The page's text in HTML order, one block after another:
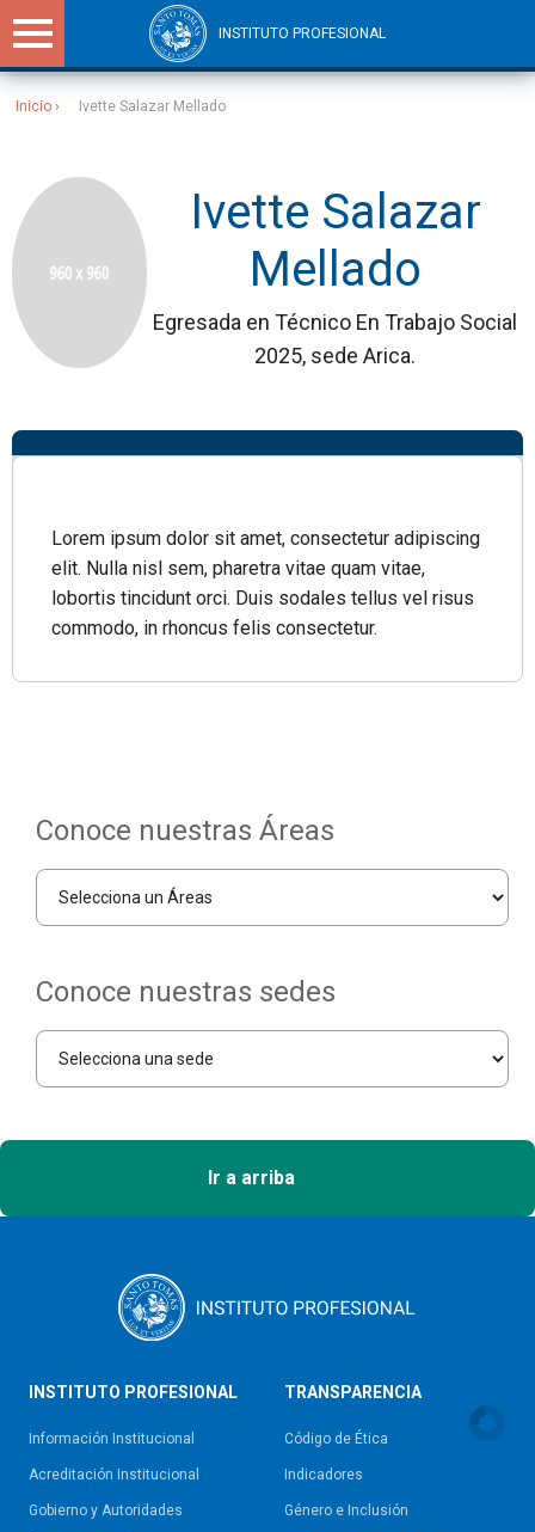
INSTITUTO PROFESIONAL
Inicio Ivette Salazar Mellado
Ivette Salazar
Mellado
Egresada en Técnico En Trabajo Social
2025, sede Arica.
Lorem ipsum dolor sit amet, consectetur adipiscing
elit. Nulla nisl sem, pharetra vitae quam vitae,
lobortis tincidunt orci. Duis sodales tellus vel risus
commodo, in rhoncus felis consectetur.
Conoce nuestras Áreas
Conoce nuestras sedes
Ir a arriba
INSTITUTO PROFESIONAL
Información Institucional
Acreditación Institucional
Gobierno y Autoridades​
TRANSPARENCIA
Código de Ética
Indicadores
Género e Inclusión